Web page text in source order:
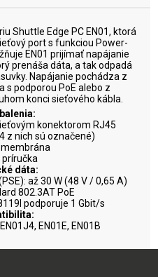
Shuttle Edge PC EN01, ktorá
port s funkciou Power-
EN01 prijímať napájanie
prenáša dáta, a tak odpadá
Napájanie pochádza z
s podporou PoE alebo z
konci sieťového kábla.
konektorom RJ45
z nich sú označené)
príručka
dáta:
až 30 W (48 V / 0,65 A)
802.3AT PoE
podporuje 1 Gbit/s
EN01E, EN01B